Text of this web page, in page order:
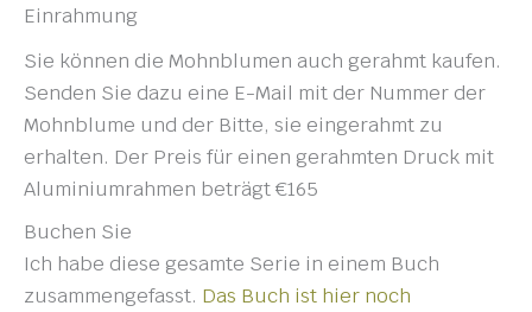
Einrahmung
Sie können die Mohnblumen auch gerahmt kaufen.
Senden Sie dazu eine E-Mail mit der Nummer der
Mohnblume und der Bitte, sie eingerahmt zu
erhalten. Der Preis für einen gerahmten Druck mit
Aluminiumrahmen beträgt €165
Buchen Sie
Ich habe diese gesamte Serie in einem Buch
zusammengefasst. Das Buch ist hier noch